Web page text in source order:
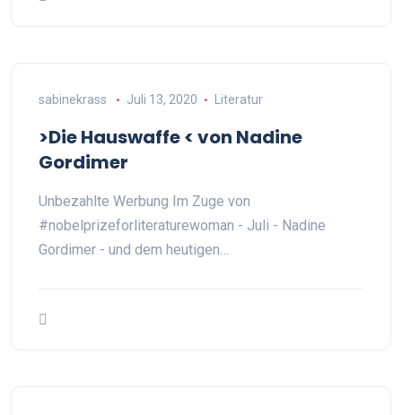
sabinekrass Juli 13, 2020 Literatur
>Die Hauswaffe < von Nadine
Gordimer
Unbezahlte Werbung Im Zuge von
#nobelprizeforliteraturewoman - Juli - Nadine
Gordimer - und dem heutigen…